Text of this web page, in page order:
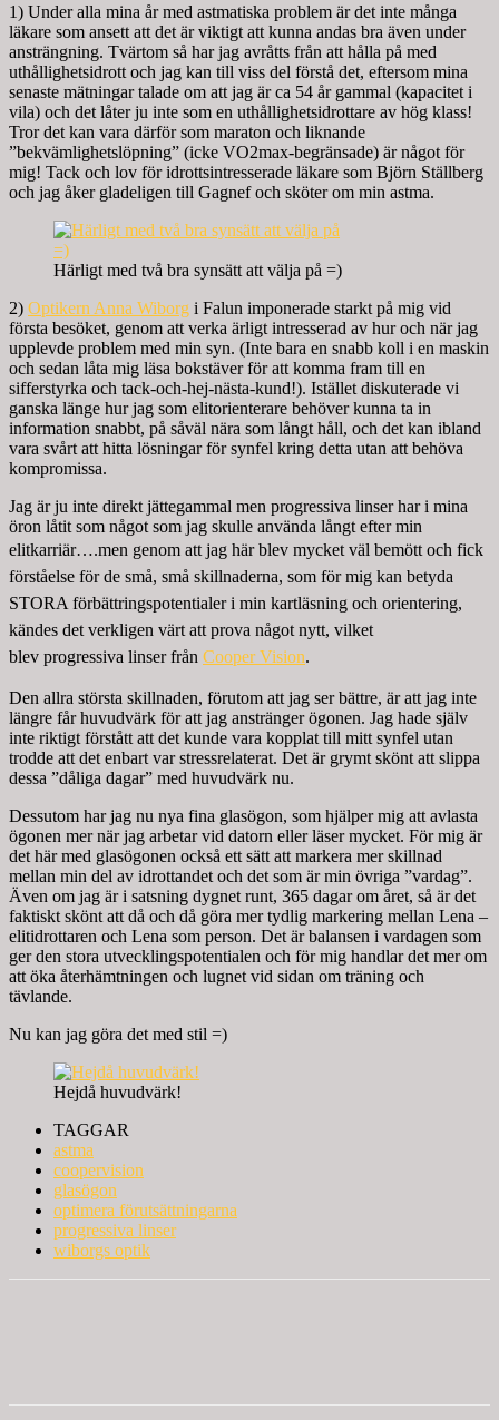
1) Under alla mina år med astmatiska problem är det inte många
läkare som ansett att det är viktigt att kunna andas bra även under
ansträngning. Tvärtom så har jag avråtts från att hålla på med
uthållighetsidrott och jag kan till viss del förstå det, eftersom mina
senaste mätningar talade om att jag är ca 54 år gammal (kapacitet i
vila) och det låter ju inte som en uthållighetsidrottare av hög klass!
Tror det kan vara därför som maraton och liknande
”bekvämlighetslöpning” (icke VO2max-begränsade) är något för
mig! Tack och lov för idrottsintresserade läkare som Björn Ställberg
och jag åker gladeligen till Gagnef och sköter om min astma.
Härligt med två bra synsätt att välja på =)
2) Optikern Anna Wiborg i Falun imponerade starkt på mig vid
första besöket, genom att verka ärligt intresserad av hur och när jag
upplevde problem med min syn. (Inte bara en snabb koll i en maskin
och sedan låta mig läsa bokstäver för att komma fram till en
sifferstyrka och tack-och-hej-nästa-kund!). Istället diskuterade vi
ganska länge hur jag som elitorienterare behöver kunna ta in
information snabbt, på såväl nära som långt håll, och det kan ibland
vara svårt att hitta lösningar för synfel kring detta utan att behöva
kompromissa.
Jag är ju inte direkt jättegammal men progressiva linser har i mina
öron låtit som något som jag skulle använda långt efter min
elitkarriär….men genom att jag här blev mycket väl bemött och fick
förståelse för de små, små skillnaderna, som för mig kan betyda
STORA förbättringspotentialer i min kartläsning och orientering,
kändes det verkligen värt att prova något nytt, vilket
blev progressiva linser från Cooper Vision.
Den allra största skillnaden, förutom att jag ser bättre, är att jag inte
längre får huvudvärk för att jag anstränger ögonen. Jag hade själv
inte riktigt förstått att det kunde vara kopplat till mitt synfel utan
trodde att det enbart var stressrelaterat. Det är grymt skönt att slippa
dessa ”dåliga dagar” med huvudvärk nu.
Dessutom har jag nu nya fina glasögon, som hjälper mig att avlasta
ögonen mer när jag arbetar vid datorn eller läser mycket. För mig är
det här med glasögonen också ett sätt att markera mer skillnad
mellan min del av idrottandet och det som är min övriga ”vardag”.
Även om jag är i satsning dygnet runt, 365 dagar om året, så är det
faktiskt skönt att då och då göra mer tydlig markering mellan Lena –
elitidrottaren och Lena som person. Det är balansen i vardagen som
ger den stora utvecklingspotentialen och för mig handlar det mer om
att öka återhämtningen och lugnet vid sidan om träning och
tävlande.
Nu kan jag göra det med stil =)
Hejdå huvudvärk!
TAGGAR
astma
coopervision
glasögon
optimera förutsättningarna
progressiva linser
wiborgs optik